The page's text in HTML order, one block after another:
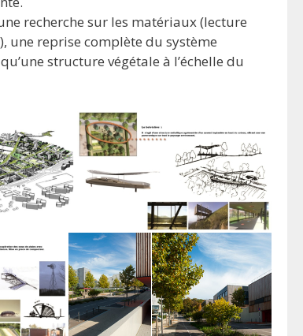
recherche sur les matériaux (lecture
une reprise complète du système
structure végétale à l’échelle du